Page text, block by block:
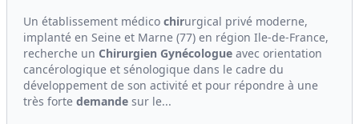
Un établissement médico chirurgical privé moderne,
implanté en Seine et Marne (77) en région Ile-de-France,
recherche un Chirurgien Gynécologue avec orientation
cancérologique et sénologique dans le cadre du
développement de son activité et pour répondre à une
très forte demande sur le...